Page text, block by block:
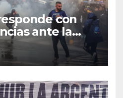
con
ante la